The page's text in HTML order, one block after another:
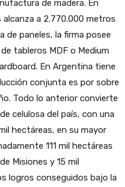
de madera. En
a 2.770.000 metros
de paneles, la firma posee
tableros MDF o Medium
En Argentina tiene
conjunta es por sobre
Todo lo anterior convierte
celulosa del país, con una
hectáreas, en su mayor
111 mil hectáreas
Misiones y 15 mil
logros conseguidos bajo la